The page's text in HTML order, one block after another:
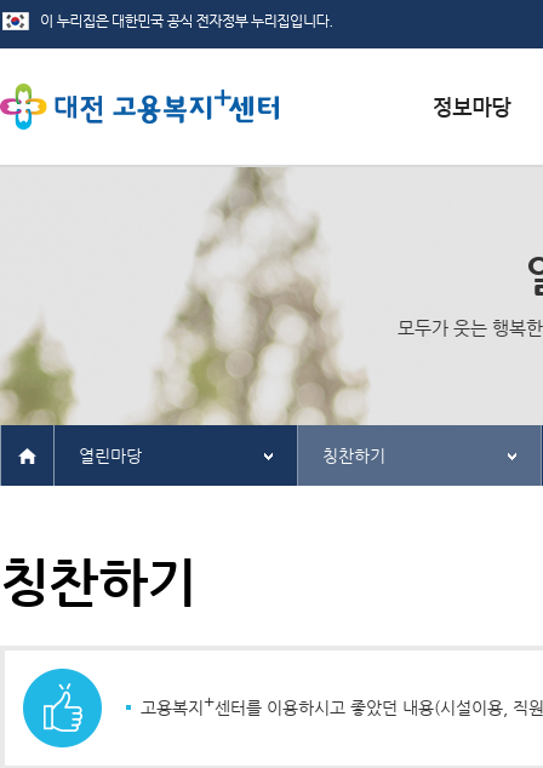
관련사이트
모두가 웃는 행복
열린마당 칭찬하기
칭찬하기
고용복지 +센터를 이용하시고 좋았던 내용(시설이용, 직